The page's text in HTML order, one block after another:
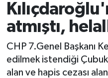
atmıştı,
CHP 7.Genel Başkanı
edilmek istendiği
alan ve hapis cezası
SAĞLIK
ASAYİŞ
EKONOMİ
Çorum Namaz
Trafik Durumu
Süper Lig Puan